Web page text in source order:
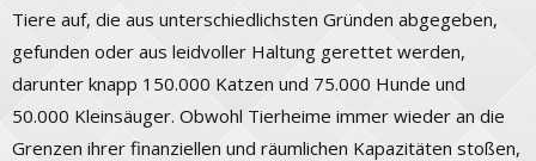
Tiere auf, die aus unterschiedlichsten Gründen abgegeben,
gefunden oder aus leidvoller Haltung gerettet werden,
darunter knapp 150.000 Katzen und 75.000 Hunde und
50.000 Kleinsäuger. Obwohl Tierheime immer wieder an die
Grenzen ihrer finanziellen und räumlichen Kapazitäten stoßen,